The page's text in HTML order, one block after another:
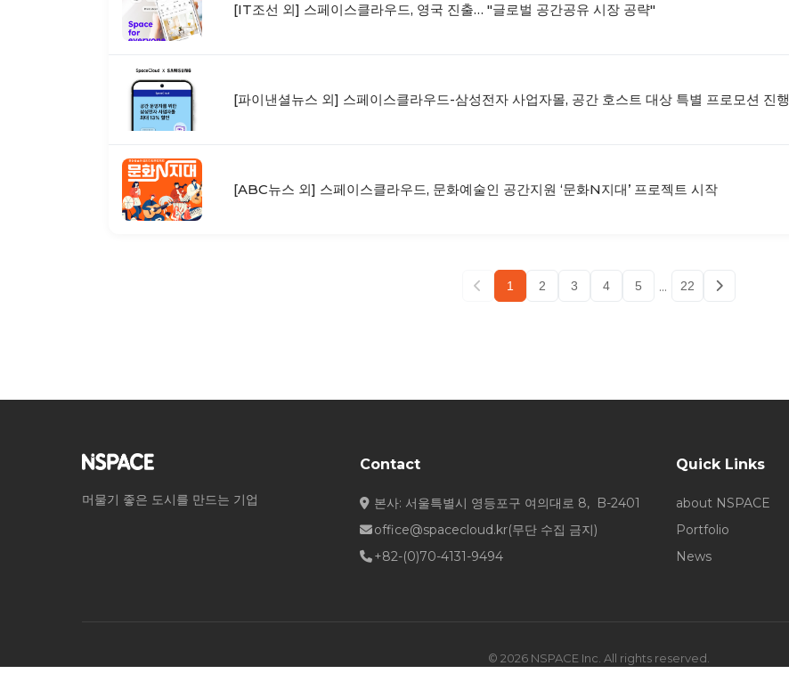
[IT조선 외] 스페이스클라우드, 영국 진출… "글로벌 공간공유 시장 공략"
[파이낸셜뉴스 외] 스페이스클라우드-삼성전자 사업자몰, 공간 호스트 대상 특별 프로모션 진행
[ABC뉴스 외] 스페이스클라우드, 문화예술인 공간지원 ‘문화N지대’ 프로젝트 시작
1 2 3 4 5 ... 22
머물기 좋은 도시를 만드는 기업
Contact
본사: 서울특별시 영등포구 여의대로 8, B-2401
office@spacecloud.kr(무단 수집 금지)
+82-(0)70-4131-9494
Quick Links
about NSPACE
Portfolio
News
© 2026 NSPACE Inc. All rights reserved.